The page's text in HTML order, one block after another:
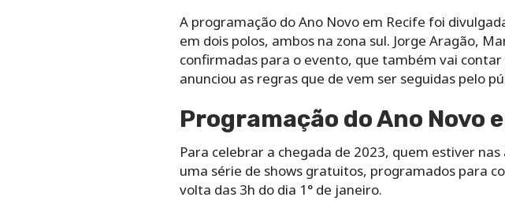
A programação do Ano Novo em Recife foi
em dois polos, ambos na zona sul. Jorge Aragão,
confirmadas para o evento, que também vai
anunciou as regras que de vem ser seguidas pelo
Programação do Ano Novo
Para celebrar a chegada de 2023, quem estiver
uma série de shows gratuitos, programados para
volta das 3h do dia 1° de janeiro.